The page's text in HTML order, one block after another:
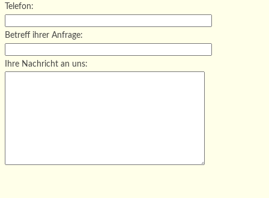
Telefon:
Betreff ihrer Anfrage:
Ihre Nachricht an uns: